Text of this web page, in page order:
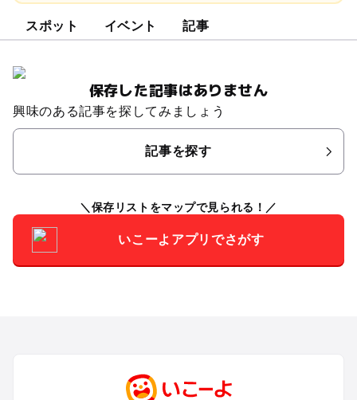
スポット イベント 記事
保存した記事はありません
興味のある記事を探してみましょう
記事を探す
保存リストをマップで見られる！
いこーよアプリでさがす